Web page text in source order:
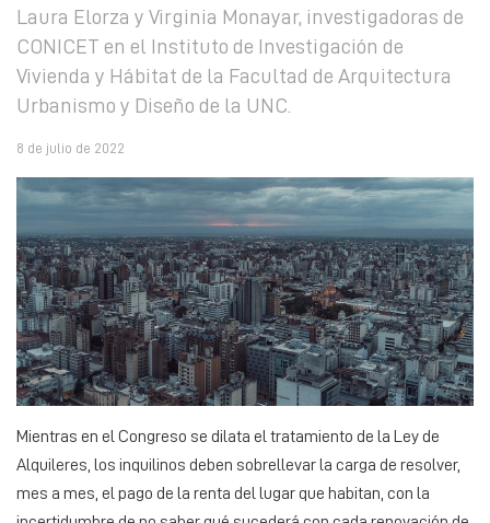
Laura Elorza y Virginia Monayar, investigadoras de
CONICET en el Instituto de Investigación de
Vivienda y Hábitat de la Facultad de Arquitectura
Urbanismo y Diseño de la UNC.
8 de julio de 2022
Mientras en el Congreso se dilata el tratamiento de la Ley de
Alquileres, los inquilinos deben sobrellevar la carga de resolver,
mes a mes, el pago de la renta del lugar que habitan, con la